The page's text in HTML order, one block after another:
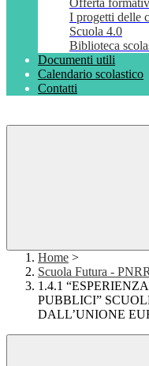
Offerta
I progetti delle
Scuola 4.0
Biblioteca
Documenti utili
Calendario scolastico
Contatti
Home >
Scuola Futura - PNRR
1.4.1
PUBBLICI”
DALL’UNIONE